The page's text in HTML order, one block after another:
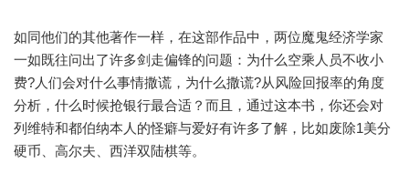
如同他们的其他著作一样，在这部作品中，两位魔鬼经济学家
一如既往问出了许多剑走偏锋的问题：为什么空乘人员不收小
费?人们会对什么事情撒谎，为什么撒谎?从风险回报率的角度
分析，什么时候抢银行最合适？而且，通过这本书，你还会对
列维特和都伯纳本人的怪癖与爱好有许多了解，比如废除1美分
硬币、高尔夫、西洋双陆棋等。